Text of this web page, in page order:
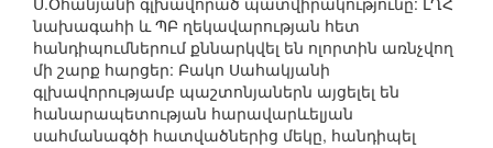
նախագահի և ՊԲ ղեկավարության հետ
հանդիպումներում քննարկվել են ոլորտին առնչվող
մի շարք հարցեր: Բակո Սահակյանի
գլխավորությամբ պաշտոնյաներն այցելել են
հանարապետության հարավարևելյան
սահմանագծի հատվածներից մեկը, հանդիպել